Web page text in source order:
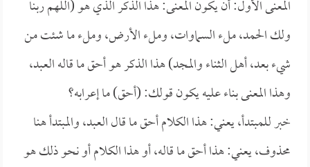
المعنى الأول: أن يكون المعنى: هذا الذكر الذي هو (اللهم ربنا
ولك الحمد، ملء السماوات، وملء الأرض، وملء ما شئت من
شيء بعد، أهل الثناء والمجد) هذا الذكر هو أحق ما قاله العبد،
وهذا المعنى بناء عليه يكون قولك: (أحق) ما إعرابه؟
خبر للمبتدأ، يعني: هذا الكلام أحق ما قال العبد، والمبتدأ هنا
محذوف، يعني: هذا أحق ما قاله، أو هذا الكلام أو نحو ذلك هو